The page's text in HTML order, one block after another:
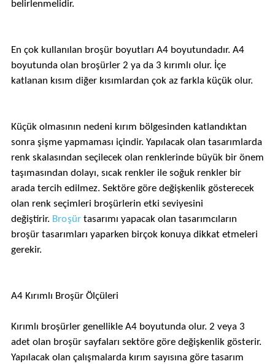
belirlenmelidir.
En çok kullanılan broşür boyutları A4 boyutundadır. A4
boyutunda olan broşürler 2 ya da 3 kırımlı olur. İçe
katlanan kısım diğer kısımlardan çok az farkla küçük olur.
Küçük olmasının nedeni kırım bölgesinden katlandıktan
sonra şişme yapmaması içindir. Yapılacak olan tasarımlarda
renk skalasından seçilecek olan renklerinde büyük bir önem
taşımasından dolayı, sıcak renkler ile soğuk renkler bir
arada tercih edilmez. Sektöre göre değişkenlik gösterecek
olan renk seçimleri broşürlerin etki seviyesini
değiştirir. Broşür tasarımı yapacak olan tasarımcıların
broşür tasarımları yaparken birçok konuya dikkat etmeleri
gerekir.
A4 Kırımlı Broşür Ölçüleri
Kırımlı broşürler genellikle A4 boyutunda olur. 2 veya 3
adet olan broşür sayfaları sektöre göre değişkenlik gösterir.
Yapılacak olan çalışmalarda kırım sayısına göre tasarım